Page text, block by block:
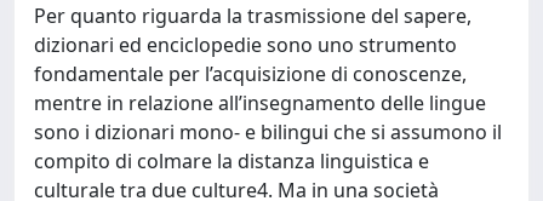
Per quanto riguarda la trasmissione del sapere,
dizionari ed enciclopedie sono uno strumento
fondamentale per l’acquisizione di conoscenze,
mentre in relazione all’insegnamento delle lingue
sono i dizionari mono- e bilingui che si assumono il
compito di colmare la distanza linguistica e
culturale tra due culture4. Ma in una società